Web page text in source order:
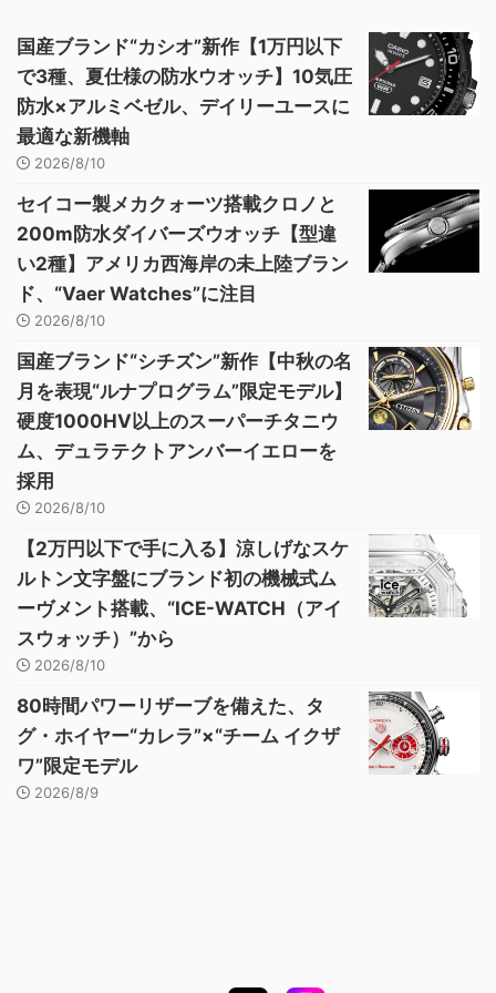
国産ブランド“カシオ”新作【1万円以下
で3種、夏仕様の防水ウオッチ】10気圧
防水×アルミベゼル、デイリーユースに
最適な新機軸
2026/8/10
セイコー製メカクォーツ搭載クロノと
200m防水ダイバーズウオッチ【型違
い2種】アメリカ西海岸の未上陸ブラン
ド、“Vaer Watches”に注目
2026/8/10
国産ブランド“シチズン”新作【中秋の名
月を表現“ルナプログラム”限定モデル】
硬度1000HV以上のスーパーチタニウ
ム、デュラテクトアンバーイエローを
採用
2026/8/10
【2万円以下で手に入る】涼しげなスケ
ルトン文字盤にブランド初の機械式ム
ーヴメント搭載、“ICE-WATCH（アイ
スウォッチ）”から
2026/8/10
80時間パワーリザーブを備えた、タ
グ・ホイヤー“カレラ”×“チーム イクザ
ワ”限定モデル
2026/8/9